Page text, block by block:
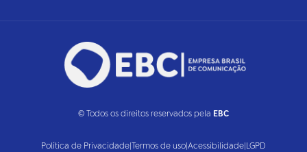
© Todos os direitos reservados pela EBC
Política de Privacidade|Termos de uso|Acessibilidade|LGPD